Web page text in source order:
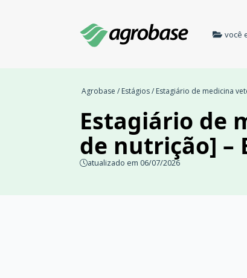
você
Agrobase / Estágios/ Estagiário de medicina
Estagiário de
de nutrição] –
atualizado em 06/07/2026